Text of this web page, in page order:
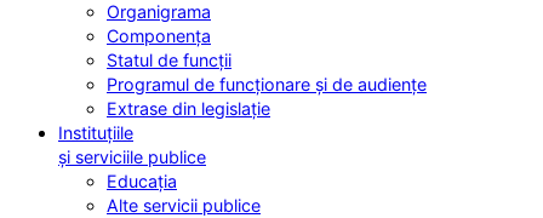
Organigrama
Componența
Statul de funcții
Programul de funcționare și de audiențe
Extrase din legislație
Instituțiile
și serviciile publice
Educația
Alte servicii publice